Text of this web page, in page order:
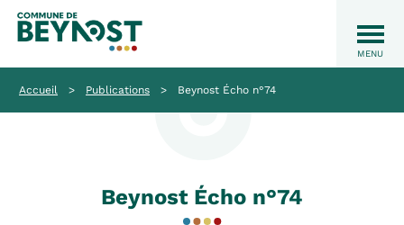
Accueil > Publications > Beynost Écho n°74
Beynost Écho n°74